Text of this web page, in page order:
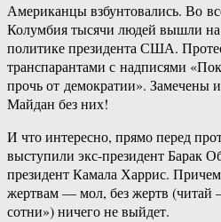
Американцы взбунтовались. Во
Колумбия тысячи людей вышли на
политике президента США.
транспарантами с надписями
прочь от демократии». Замечены
Майдан без них!
И что интересно, прямо перед
выступили экс-президент Барак
президент Камала Харрис.
жертвам — мол, без жертв (читай
сотни») ничего не выйдет.